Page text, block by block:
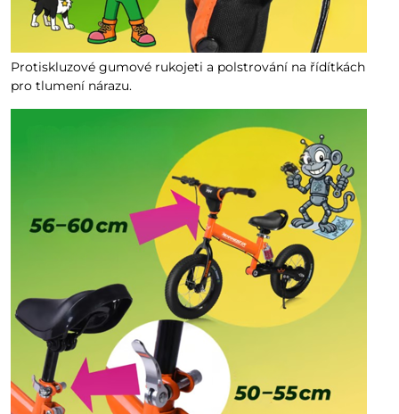
Protiskluzové gumové rukojeti a polstrování na řídítkách
pro tlumení nárazu.